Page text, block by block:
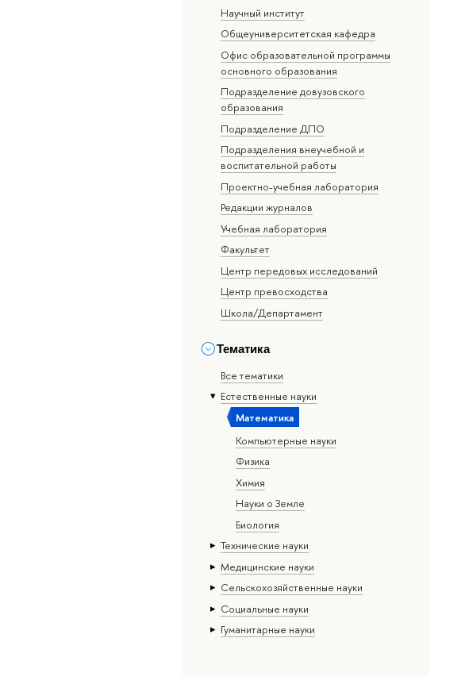
Научный институт
Общеуниверситетская кафедра
Офис образовательной программы
основного образования
Подразделение довузовского
образования
Подразделение ДПО
Подразделения внеучебной и
воспитательной работы
Проектно-учебная лаборатория
Редакции журналов
Учебная лаборатория
Факультет
Центр передовых исследований
Центр превосходства
Школа/Департамент
Тематика
Все тематики
Естественные науки
Математика
Компьютерные науки
Физика
Химия
Науки о Земле
Биология
Тех­ничес­кие науки
Медицинские науки
Сельскохозяйственные науки
Социальные науки
Гуманитарные науки